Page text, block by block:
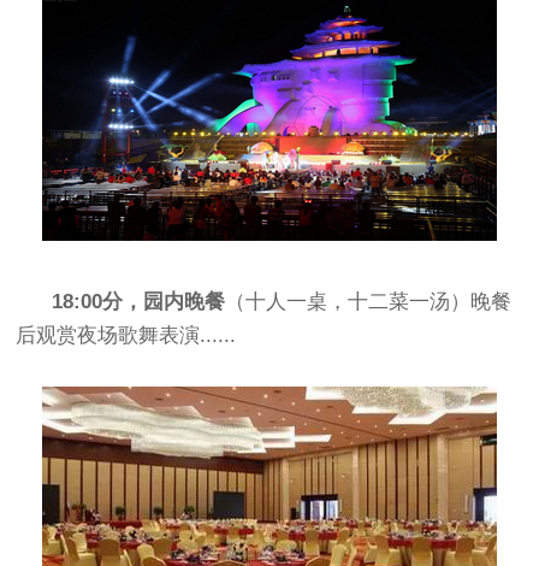
18:00分，园内晚餐 （十人一桌，十二菜一汤）晚餐
后观赏夜场歌舞表演......